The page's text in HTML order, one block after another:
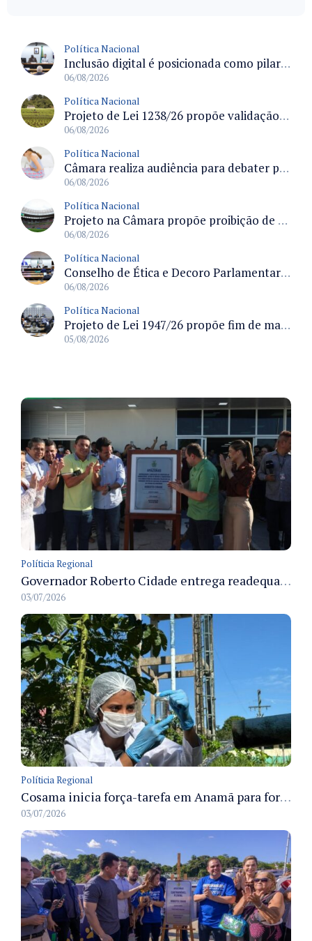
Política Nacional
Inclusão digital é posicionada como pilar essencial da reurbanização de favelas e periferias
06/08/2026
Política Nacional
Projeto de Lei 1238/26 propõe validação automática do Cadastro Ambiental Rural para imóveis de até quatro módulos fiscais
06/08/2026
Política Nacional
Câmara realiza audiência para debater prevenção, diagnóstico e tratamento da endometriose na terça-feira às 16 horas
06/08/2026
Política Nacional
Projeto na Câmara propõe proibição de entrada em estádios para condenados por violência e devedores de pensão alimentícia
06/08/2026
Política Nacional
Conselho de Ética e Decoro Parlamentar analisa representações e oitivas agendadas para terça (11)
06/08/2026
Política Nacional
Projeto de Lei 1947/26 propõe fim de margens para cartão de crédito e consignado do INSS
05/08/2026
Políticia Regional
Governador Roberto Cidade entrega readequação do ambulatório da FCecon e amplia capacidade de atendimento oncológico em Manaus
03/07/2026
Políticia Regional
Cosama inicia força-tarefa em Anamã para fortalecer abastecimento de água e segurança hídrica da população
03/07/2026